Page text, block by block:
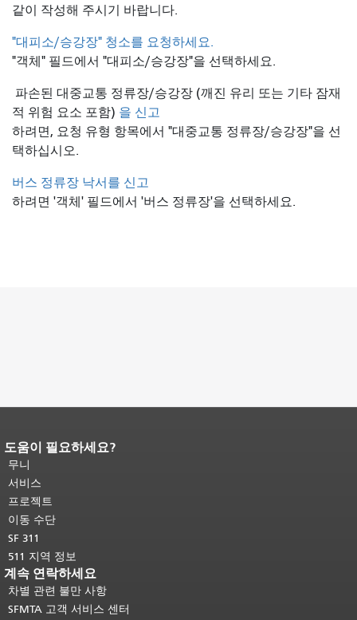
같이 작성해 주시기 바랍니다.
"대피소/승강장" 청소를 요청하세요.
"객체" 필드에서 "대피소/승강장"을 선택하세요.
파손된 대중교통 정류장/승강장 (깨진 유리 또는 기타 잠재
적 위험 요소 포함) 을 신고
하려면, 요청 유형 항목에서 "대중교통 정류장/승강장"을 선
택하십시오.
버스 정류장 낙서를 신고
하려면 '객체' 필드에서 '버스 정류장'을 선택하세요.
페이지 내용 끝입니다.이 페이지의 나
머지 내용은 모든 페이지에 반복됩니
다.메인 콘텐츠 상단으로 돌아가려면
여기를 클릭하십시오
도움이 필요하세요?
무니
서비스
프로젝트
이동 수단
SF 311
511 지역 정보
계속 연락하세요
차별 관련 불만 사항
SFMTA 고객 서비스 센터